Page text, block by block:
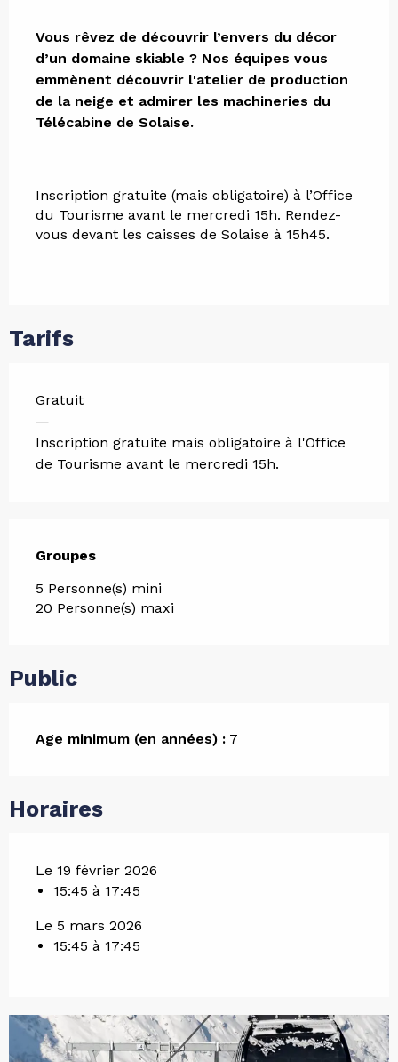
Vous rêvez de découvrir l’envers du décor
d’un domaine skiable ? Nos équipes vous
emmènent découvrir l'atelier de production
de la neige et admirer les machineries du
Télécabine de Solaise.
Inscription gratuite (mais obligatoire) à l’Office
du Tourisme avant le mercredi 15h. Rendez-
vous devant les caisses de Solaise à 15h45.
Tarifs
Gratuit
—
Inscription gratuite mais obligatoire à l'Office
de Tourisme avant le mercredi 15h.
Groupes
Groupes
5 Personne(s) mini
20 Personne(s) maxi
Public
Age minimum (en années) : 7
Horaires
Le 19 février 2026
15:45 à 17:45
Le 5 mars 2026
15:45 à 17:45